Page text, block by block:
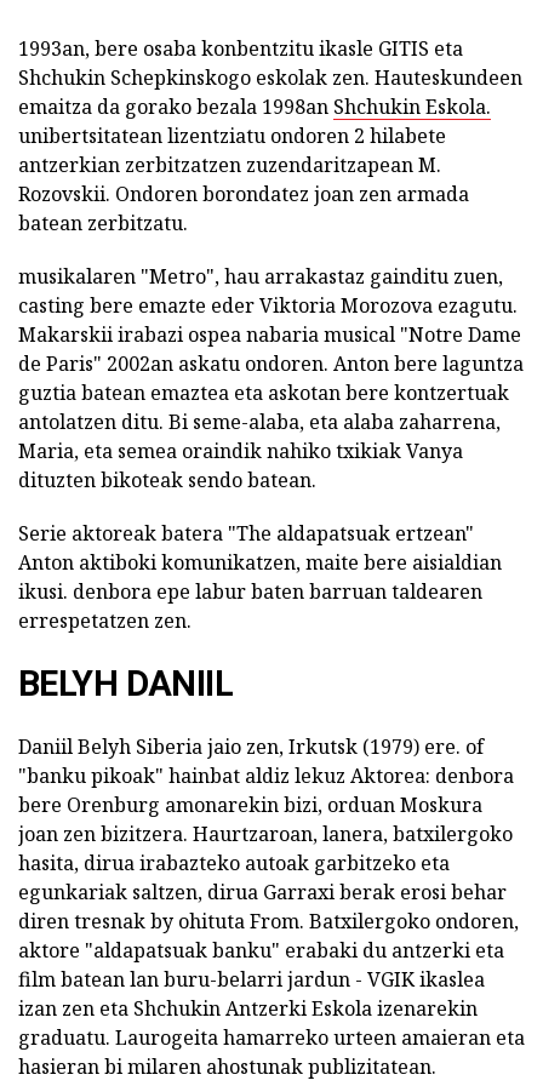
1993an, bere osaba konbentzitu ikasle GITIS eta
Shchukin Schepkinskogo eskolak zen. Hauteskundeen
emaitza da gorako bezala 1998an Shchukin Eskola.
unibertsitatean lizentziatu ondoren 2 hilabete
antzerkian zerbitzatzen zuzendaritzapean M.
Rozovskii. Ondoren borondatez joan zen armada
batean zerbitzatu.
musikalaren "Metro", hau arrakastaz gainditu zuen,
casting bere emazte eder Viktoria Morozova ezagutu.
Makarskii irabazi ospea nabaria musical "Notre Dame
de Paris" 2002an askatu ondoren. Anton bere laguntza
guztia batean emaztea eta askotan bere kontzertuak
antolatzen ditu. Bi seme-alaba, eta alaba zaharrena,
Maria, eta semea oraindik nahiko txikiak Vanya
dituzten bikoteak sendo batean.
Serie aktoreak batera "The aldapatsuak ertzean"
Anton aktiboki komunikatzen, maite bere aisialdian
ikusi. denbora epe labur baten barruan taldearen
errespetatzen zen.
BELYH DANIIL
Daniil Belyh Siberia jaio zen, Irkutsk (1979) ere. of
"banku pikoak" hainbat aldiz lekuz Aktorea: denbora
bere Orenburg amonarekin bizi, orduan Moskura
joan zen bizitzera. Haurtzaroan, lanera, batxilergoko
hasita, dirua irabazteko autoak garbitzeko eta
egunkariak saltzen, dirua Garraxi berak erosi behar
diren tresnak by ohituta From. Batxilergoko ondoren,
aktore "aldapatsuak banku" erabaki du antzerki eta
film batean lan buru-belarri jardun - VGIK ikaslea
izan zen eta Shchukin Antzerki Eskola izenarekin
graduatu. Laurogeita hamarreko urteen amaieran eta
hasieran bi milaren ahostunak publizitatean.